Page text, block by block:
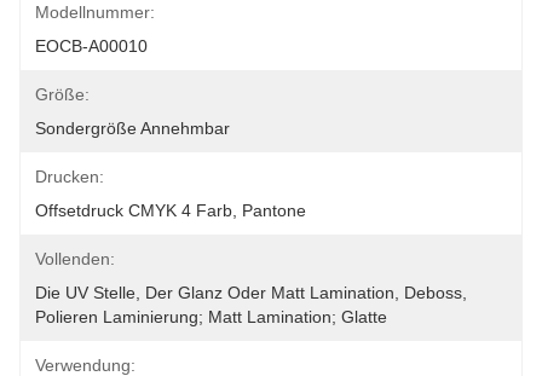
Modellnummer:
EOCB-A00010
Größe:
Sondergröße Annehmbar
Drucken:
Offsetdruck CMYK 4 Farb, Pantone
Vollenden:
Die UV Stelle, Der Glanz Oder Matt Lamination, Deboss,
Polieren Laminierung; Matt Lamination; Glatte
Verwendung: